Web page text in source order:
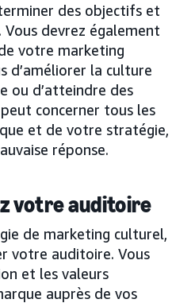
des objectifs et
devrez également
votre marketing
d’améliorer la culture
ou d’atteindre des
concerner tous les
et de votre stratégie,
réponse.
votre auditoire
de marketing culturel,
votre auditoire. Vous
et les valeurs
auprès de vos